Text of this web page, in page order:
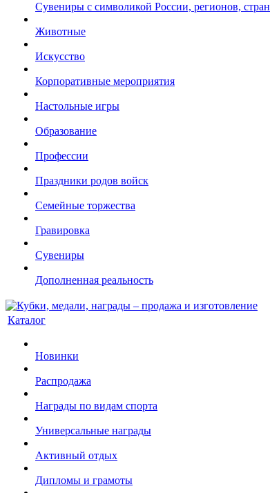
Сувениры с символикой России, регионов, стран
Животные
Искусство
Корпоративные мероприятия
Настольные игры
Образование
Профессии
Праздники родов войск
Семейные торжества
Гравировка
Сувениры
Дополненная реальность
Каталог
Новинки
Распродажа
Награды по видам спорта
Универсальные награды
Активный отдых
Дипломы и грамоты